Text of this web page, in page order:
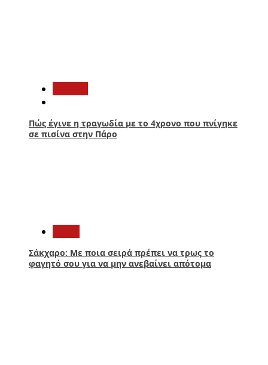
Πώς έγινε η τραγωδία με το 4χρονο που πνίγηκε
σε πισίνα στην Πάρο
Σάκχαρο: Με ποια σειρά πρέπει να τρως το
φαγητό σου για να μην ανεβαίνει απότομα